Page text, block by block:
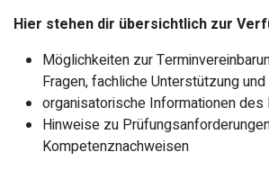
Hier stehen dir übersichtlich zur
Möglichkeiten zur
Fragen, fachliche Unterstützung
organisatorische Informationen des
Hinweise zu
Kompetenznachweisen